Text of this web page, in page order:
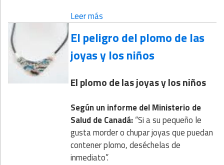
Leer más
El peligro del plomo de las
joyas y los niños
El plomo de las joyas y los niños
Según un informe del Ministerio de
Salud de Canadá:“Si a su pequeño le
gusta morder o chupar joyas que puedan
contener plomo, deséchelas de
inmediato”.